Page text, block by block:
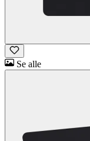
Se alle